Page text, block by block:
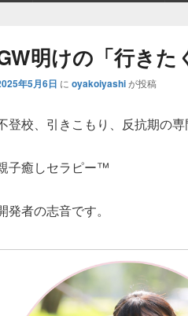
明けの「行き
年5月6日 に oyakoiyashiが投稿
登校、引きこもり、反抗期の専
子癒しセラピー™
発者の志音です。